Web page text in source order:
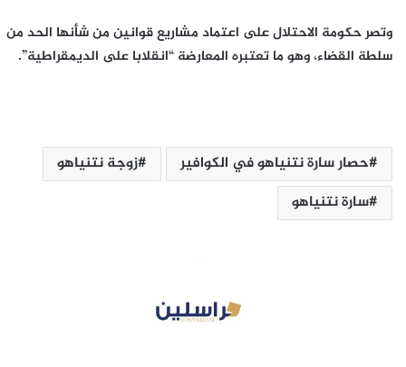
وتصر حكومة الاحتلال على اعتماد مشاريع قوانين من شأنها الحد من
سلطة القضاء، وهو ما تعتبره المعارضة “انقلابا على الديمقراطية”.
حصار سارة نتنياهو في الكوافير
زوجة نتنياهو
سارة نتنياهو